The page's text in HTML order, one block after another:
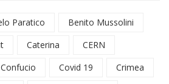
Paratico
Benito Mussolini
Caterina
CERN
Confucio Covid 19
Crimea